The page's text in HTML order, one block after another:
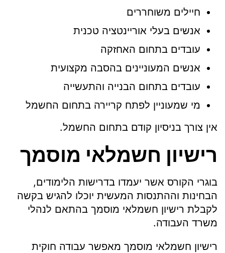
חיילים משוחררים
אנשים בעלי אוריינטציה טכנית
עובדים בתחום האחזקה
אנשים המעוניינים בהסבה מקצועית
עובדים בתחום הבנייה והתעשייה
מי שמעוניין לפתח קריירה בתחום החשמל
אין צורך בניסיון קודם בתחום החשמל.
רישיון חשמלאי מוסמך
בוגרי הקורס אשר יעמדו בדרישות הלימודים,
הבחינות וההתנסות המעשית יוכלו להגיש בקשה
לקבלת רישיון חשמלאי מוסמך בהתאם לנהלי
משרד העבודה.
רישיון חשמלאי מוסמך מאפשר עבודה חוקית